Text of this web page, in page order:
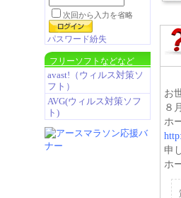
次回から入力を省略
パスワード紛失
フリーソフトなどなど
avast!（ウィルス対策ソ
フト）
AVG(ウィルス対策ソフ
ト)
お
８
ホ
申
ホ